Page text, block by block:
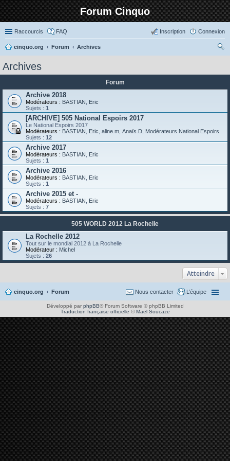
Forum Cinquo
Raccourcis FAQ Connexion
Inscription
cinquo.org Forum
Archives
Archives
Forum
Archive 2018
Modérateurs : BASTIAN
Eric
Sujets : 1
[ARCHIVE] 505 National Espoirs 2017
Le National Espoirs 2017
Modérateurs : BASTIAN Eric aline.m Anaïs.D Modérateurs National Espoirs
Sujets : 12
Archive 2017
Modérateurs : BASTIAN
Eric
Sujets : 1
Archive 2016
Modérateurs : BASTIAN
Eric
Sujets : 1
Archive 2015 et -
Modérateurs : BASTIAN
Eric
Sujets : 7
505 WORLD 2012 La Rochelle
La Rochelle 2012
Tout sur le mondial 2012 à La Rochelle
Modérateur : Michel
Sujets : 26
Atteindre
cinquo.org Forum L’équipe
Nous contacter
Développé par phpBB® Forum Software © phpBB Limited
Traduction française officielle ©Maël Soucaze